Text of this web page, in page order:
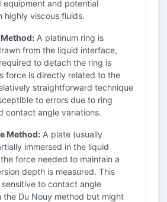
equipment and potential
highly viscous fluids.
Method: A platinum ring is
from the liquid interface,
to detach the ring is
force is directly related to the
straightforward technique
to errors due to ring
contact angle variations.
Method: A plate (usually
immersed in the liquid
force needed to maintain a
depth is measured. This
sensitive to contact angle
the Du Nouy method but might